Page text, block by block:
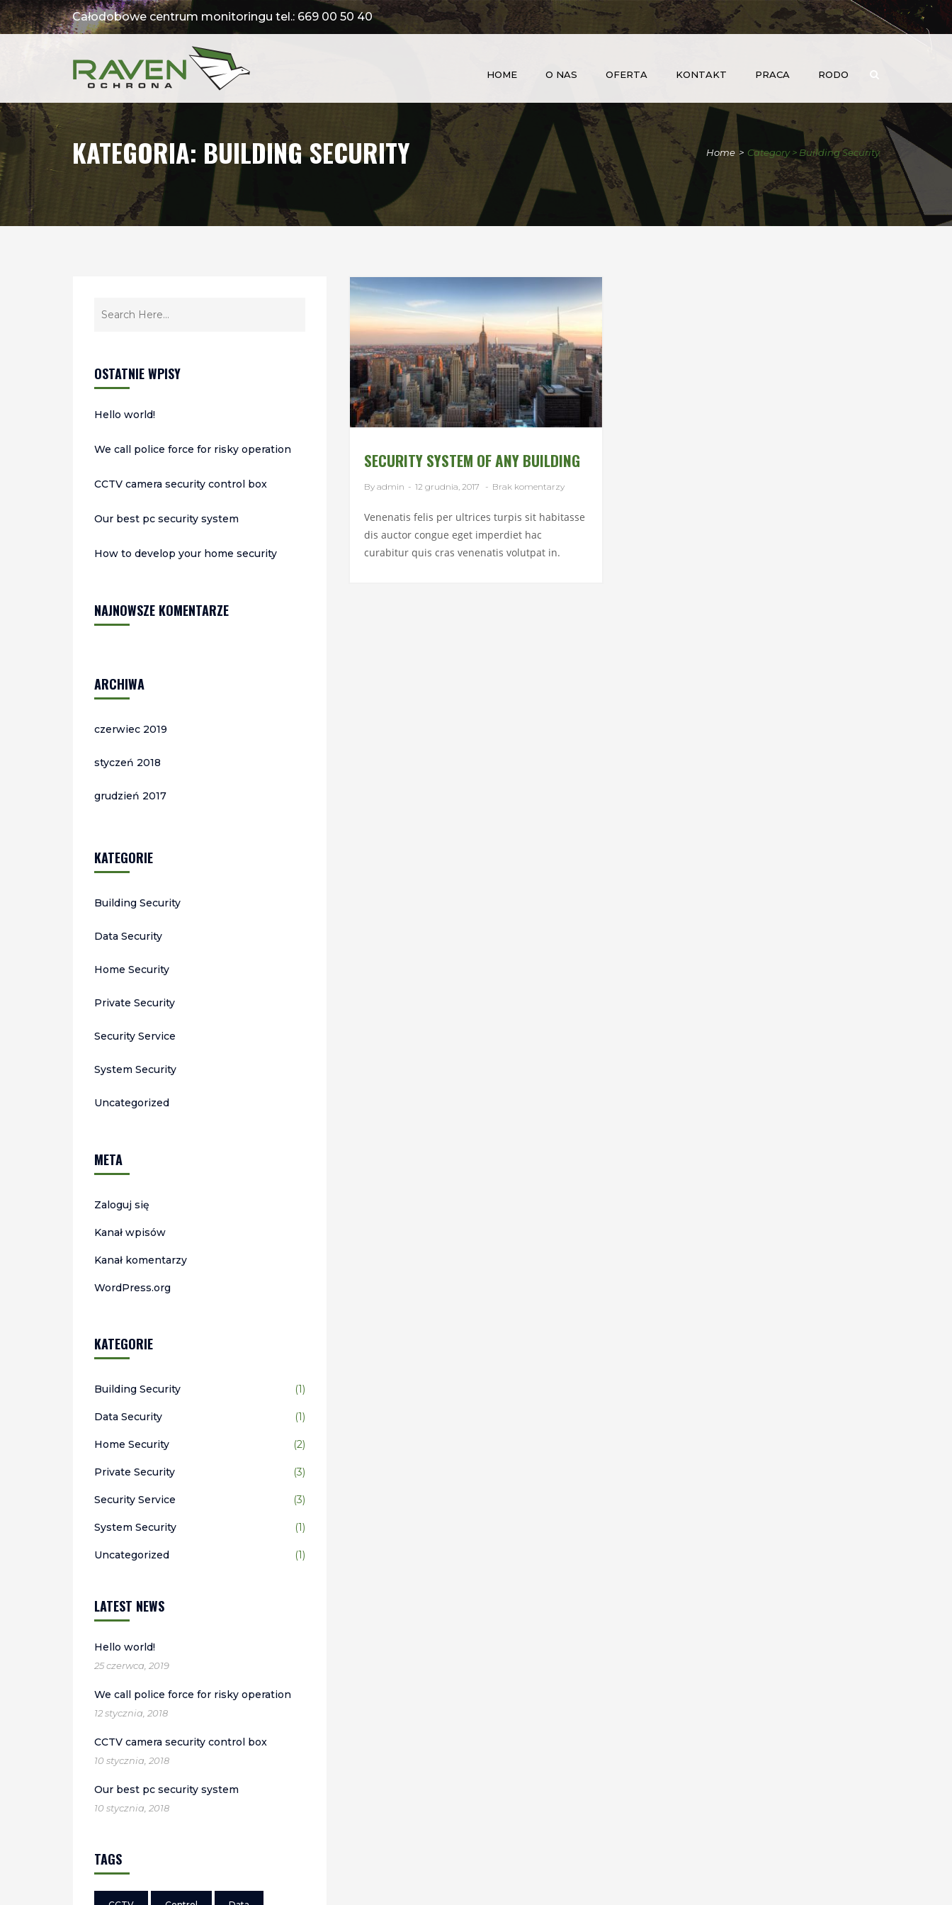
Całodobowe centrum monitoringu tel.: 669 00 50 40
HOME O NAS OFERTA KONTAKT PRACA RODO
KATEGORIA: BUILDING SECURITY Home > Category > Building Security
OSTATNIE WPISY
Hello world!
We call police force for risky operation
CCTV camera security control box
Our best pc security system
How to develop your home security
NAJNOWSZE KOMENTARZE
ARCHIWA
czerwiec 2019
styczeń 2018
grudzień 2017
KATEGORIE
Building Security
Data Security
Home Security
Private Security
Security Service
System Security
Uncategorized
META
Zaloguj się
Kanał wpisów
Kanał komentarzy
WordPress.org
KATEGORIE
Building Security (1)
Data Security (1)
Home Security (2)
Private Security (3)
Security Service (3)
System Security (1)
Uncategorized (1)
LATEST NEWS
Hello world!
25 czerwca, 2019
We call police force for risky operation
12 stycznia, 2018
CCTV camera security control box
10 stycznia, 2018
Our best pc security system
10 stycznia, 2018
TAGS
SECURITY SYSTEM OF ANY BUILDING
By admin - 12 grudnia, 2017 - Brak komentarzy
Venenatis felis per ultrices turpis sit habitasse
dis auctor congue eget imperdiet hac
curabitur quis cras venenatis volutpat in.